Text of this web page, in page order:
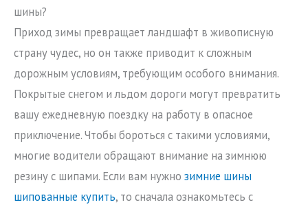
шины?
Приход зимы превращает ландшафт в живописную
страну чудес, но он также приводит к сложным
дорожным условиям, требующим особого внимания.
Покрытые снегом и льдом дороги могут превратить
вашу ежедневную поездку на работу в опасное
приключение. Чтобы бороться с такими условиями,
многие водители обращают внимание на зимнюю
резину с шипами. Если вам нужно зимние шины
шипованные купить, то сначала ознакомьтесь с